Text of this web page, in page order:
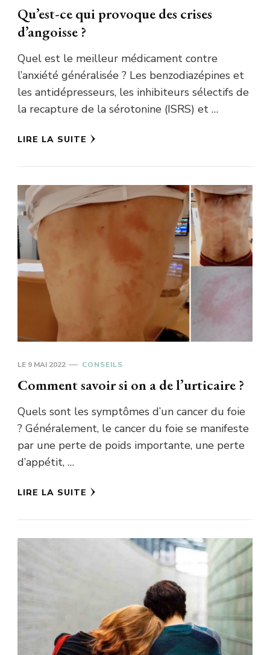
Qu’est-ce qui provoque des crises
d’angoisse ?
Quel est le meilleur médicament contre
l’anxiété généralisée ? Les benzodiazépines et
les antidépresseurs, les inhibiteurs sélectifs de
la recapture de la sérotonine (ISRS) et …
LIRE LA SUITE
LE 9 MAI 2022 CONSEILS
Comment savoir si on a de l’urticaire ?
Quels sont les symptômes d’un cancer du foie
? Généralement, le cancer du foie se manifeste
par une perte de poids importante, une perte
d’appétit, …
LIRE LA SUITE